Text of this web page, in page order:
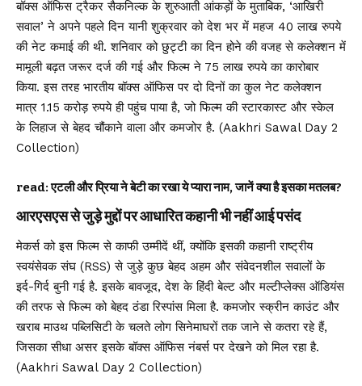
बॉक्स ऑफिस ट्रैकर सैकनिल्क के शुरुआती आंकड़ों के मुताबिक, ‘आखिरी
सवाल’ ने अपने पहले दिन यानी शुक्रवार को देश भर में महज 40 लाख रुपये
की नेट कमाई की थी. शनिवार को छुट्टी का दिन होने की वजह से कलेक्शन में
मामूली बढ़त जरूर दर्ज की गई और फिल्म ने 75 लाख रुपये का कारोबार
किया. इस तरह भारतीय बॉक्स ऑफिस पर दो दिनों का कुल नेट कलेक्शन
मात्र 1.15 करोड़ रुपये ही पहुंच पाया है, जो फिल्म की स्टारकास्ट और स्केल
के लिहाज से बेहद चौंकाने वाला और कमजोर है. (Aakhri Sawal Day 2
Collection)
read:एटली और प्रिया ने बेटी का रखा ये प्यारा नाम, जानें क्या है इसका मतलब?
आरएसएस से जुड़े मुद्दों पर आधारित कहानी भी नहीं आई पसंद
मेकर्स को इस फिल्म से काफी उम्मीदें थीं, क्योंकि इसकी कहानी राष्ट्रीय
स्वयंसेवक संघ (RSS) से जुड़े कुछ बेहद अहम और संवेदनशील सवालों के
इर्द-गिर्द बुनी गई है. इसके बावजूद, देश के हिंदी बेल्ट और मल्टीप्लेक्स ऑडियंस
की तरफ से फिल्म को बेहद ठंडा रिस्पांस मिला है. कमजोर स्क्रीन काउंट और
खराब माउथ पब्लिसिटी के चलते लोग सिनेमाघरों तक जाने से कतरा रहे हैं,
जिसका सीधा असर इसके बॉक्स ऑफिस नंबर्स पर देखने को मिल रहा है.
(Aakhri Sawal Day 2 Collection)